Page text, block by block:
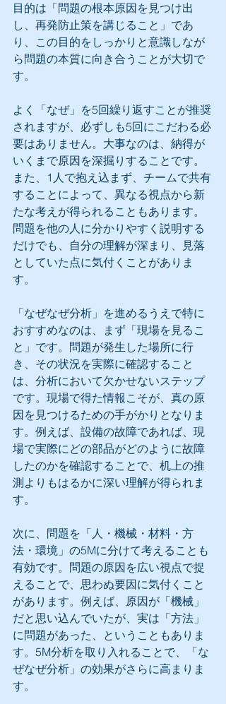
目的は「問題の根本原因を見つけ出
し、再発防止策を講じること」であ
り、この目的をしっかりと意識しなが
ら問題の本質に向き合うことが大切で
す。
よく「なぜ」を5回繰り返すことが推奨
されますが、必ずしも5回にこだわる必
要はありません。大事なのは、納得が
いくまで原因を深掘りすることです。
また、1人で抱え込まず、チームで共有
することによって、異なる視点から新
たな考えが得られることもあります。
問題を他の人に分かりやすく説明する
だけでも、自分の理解が深まり、見落
としていた点に気付くことがありま
す。
「なぜなぜ分析」を進めるうえで特に
おすすめなのは、まず「現場を見るこ
と」です。問題が発生した場所に行
き、その状況を実際に確認すること
は、分析において欠かせないステップ
です。現場で得た情報こそが、真の原
因を見つけるための手がかりとなりま
す。例えば、設備の故障であれば、現
場で実際にどの部品がどのように故障
したのかを確認することで、机上の推
測よりもはるかに深い理解が得られま
す。
次に、問題を「人・機械・材料・方
法・環境」の5Mに分けて考えることも
有効です。問題の原因を広い視点で捉
えることで、思わぬ要因に気付くこと
があります。例えば、原因が「機械」
だと思い込んでいたが、実は「方法」
に問題があった、ということもありま
す。5M分析を取り入れることで、「な
ぜなぜ分析」の効果がさらに高まりま
す。